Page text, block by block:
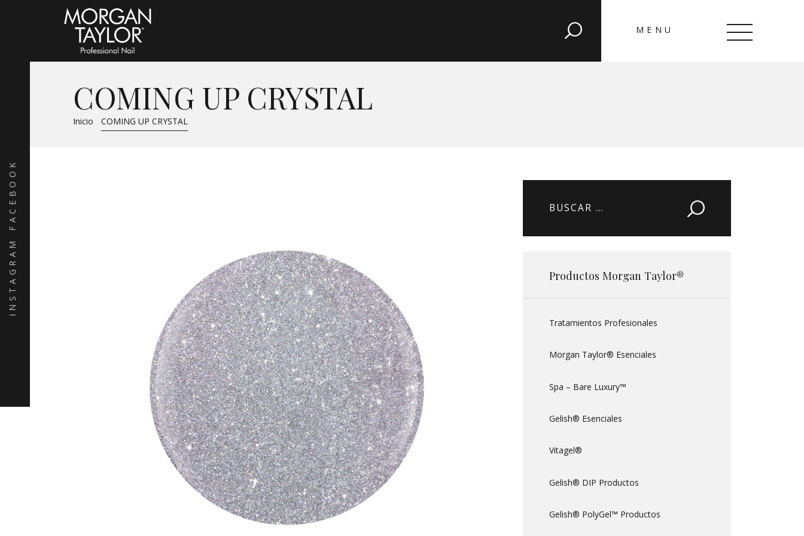
FACEBOOK
INSTAGRAM
MENU
COMING UP CRYSTAL
Inicio COMING UP CRYSTAL
CLOSE
Cartas de Color
Buscar:
Productos Morgan Taylor®
Tratamientos Profesionales
Morgan Taylor® Esenciales
Spa – Bare Luxury™
Gelish® Esenciales
Vitagel®
Gelish® DIP Productos
Gelish® PolyGel™ Productos